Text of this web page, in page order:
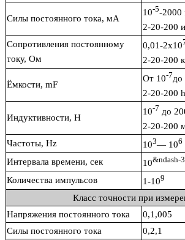
Силы постоянного тока, мА
10-5-2000
2-20-200
Сопротивления постоянному
току, Ом
0,01-2х10
2-20-200
Ёмкости, mF
От 10-7до
2-20-200
Индуктивности, Н
10-7 до
2-20-200
Частоты, Нz
103— 106
Интервала времени, сек 10&ndash-3
Количества импульсов
1-109
Класс точности при
Напряжения постоянного тока
0,1,005
Силы постоянного тока
0,2,1